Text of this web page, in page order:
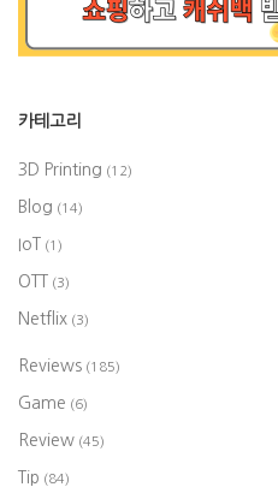
카테고리
3D Printing (12)
Blog (14)
IoT (1)
OTT (3)
Netflix (3)
Reviews (185)
Game (6)
Review (45)
Tip (84)